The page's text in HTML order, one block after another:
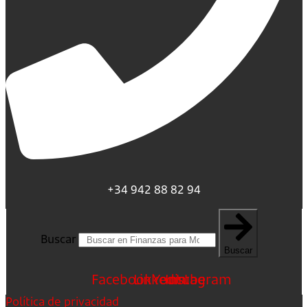
+34 942 88 82 94
Buscar
Buscar
FacebookLinkedin
Youtube
Instagram
Política de privacidad